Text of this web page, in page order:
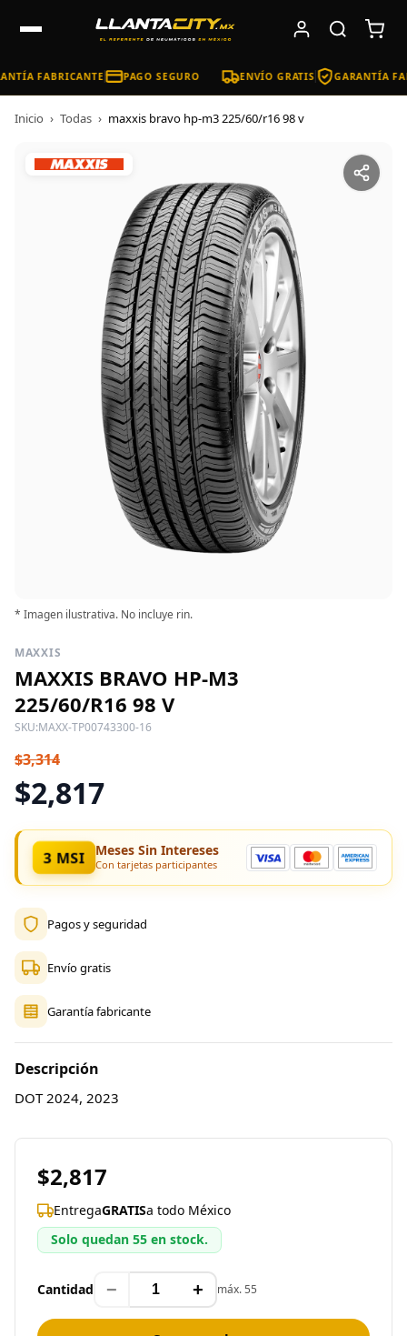
FABRICANTE PAGO SEGURO ENVÍO GRATIS GARANTÍA
Inicio › Todas › maxxis bravo hp-m3 225/60/r16 98 v
* Imagen ilustrativa. No incluye rin.
MAXXIS
MAXXIS BRAVO HP-M3
225/60/R16 98 V
SKU:MAXX-TP00743300-16
$3,314
$2,817
3 MSI Meses Sin Intereses
Con tarjetas participantes
Pagos y seguridad
Envío gratis
Garantía fabricante
Descripción
DOT 2024, 2023
$2,817
EntregaGRATISa todo México
Solo quedan 55 en stock.
Cantidad − + máx. 55